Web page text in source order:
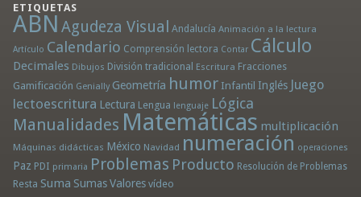
ETIQUETAS
ABN Agudeza Visual Andalucía Animación a la lectura
Artículo Calendario Comprensión lectora Contar Cálculo
Decimales Dibujos División tradicional Escritura Fracciones
Gamificación Genially Geometría humor Infantil Inglés Juego
lectoescritura Lectura Lengua lenguaje Lógica
Manualidades Matemáticas multiplicación
Máquinas didácticas México Navidad numeración operaciones
Paz PDI primaria Problemas Producto Resolución de Problemas
Resta Suma Sumas Valores vídeo